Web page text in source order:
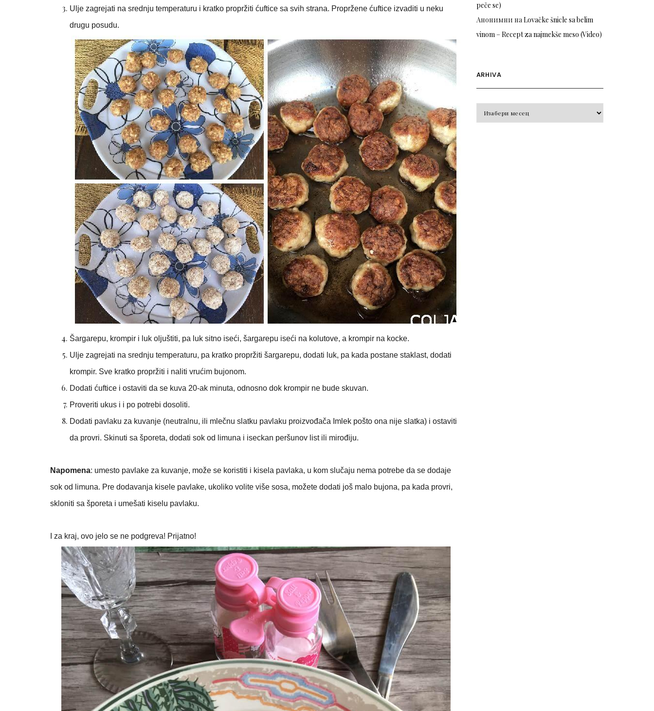
Ulje zagrejati na srednju temperaturu i kratko propržiti ćuftice sa svih strana. Propržene ćuftice izvaditi u neku
drugu posudu.
Šargarepu, krompir i luk oljuštiti, pa luk sitno iseći, šargarepu iseći na kolutove, a krompir na kocke.
Ulje zagrejati na srednju temperaturu, pa kratko propržiti šargarepu, dodati luk, pa kada postane staklast, dodati
krompir. Sve kratko propržiti i naliti vrućim bujonom.
Dodati ćuftice i ostaviti da se kuva 20-ak minuta, odnosno dok krompir ne bude skuvan.
Proveriti ukus i i po potrebi dosoliti.
Dodati pavlaku za kuvanje (neutralnu, ili mlečnu slatku pavlaku proizvođača Imlek pošto ona nije slatka) i ostaviti
da provri. Skinuti sa šporeta, dodati sok od limuna i iseckan peršunov list ili mirođiju.
Napomena: umesto pavlake za kuvanje, može se koristiti i kisela pavlaka, u kom slučaju nema potrebe da se dodaje
sok od limuna. Pre dodavanja kisele pavlake, ukoliko volite više sosa, možete dodati još malo bujona, pa kada provri,
skloniti sa šporeta i umešati kiselu pavlaku.
I za kraj, ovo jelo se ne podgreva! Prijatno!
peče se)
Анонимни наLovačke šnicle sa belim
vinom – Recept za najmekše meso (Video)
ARHIVA